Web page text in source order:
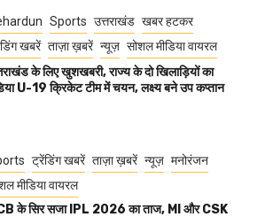
Sports उत्तराखंड खबर हटकर
खबरें ताज़ा ख़बरें न्यूज़ सोशल मीडिया वायरल
के लिए खुशखबरी, राज्य के दो खिलाड़ियों का
U-19 क्रिकेट टीम में चयन, लक्ष्य बने उप कप्तान
ट्रेंडिंग खबरें ताज़ा ख़बरें न्यूज़ मनोरंजन
मीडिया वायरल
के सिर सजा IPL 2026 का ताज, MI और CSK